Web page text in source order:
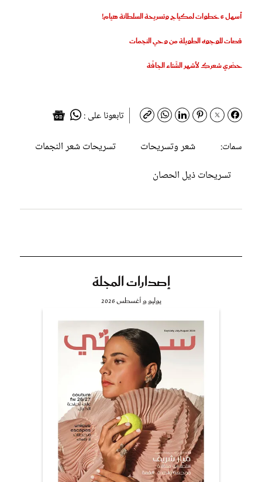
أسهل 6 خطوات لمكياج وتسريحة السلطانة هيام!
قصات للوجوه الطويلة من وحي النجمات
حضّري شعركِ لأشهر الشِّتاء الجافَّة
تابعونا على :
سمات:
شعر وتسريحات
تسريحات شعر النجمات
تسريحات ذيل الحصان
إصدارات المجلة
يوليو و أغسطس 2026